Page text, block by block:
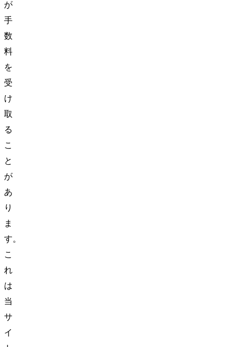
が
手
数
料
を
受
け
取
る
こ
と
が
あ
り
ま
す。
こ
れ
は
当
サ
イ